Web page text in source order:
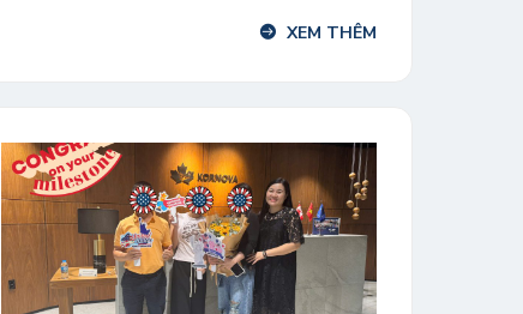
kỷ lục nhận visa EB-5 nhanh nhất của khách
XEM THÊM